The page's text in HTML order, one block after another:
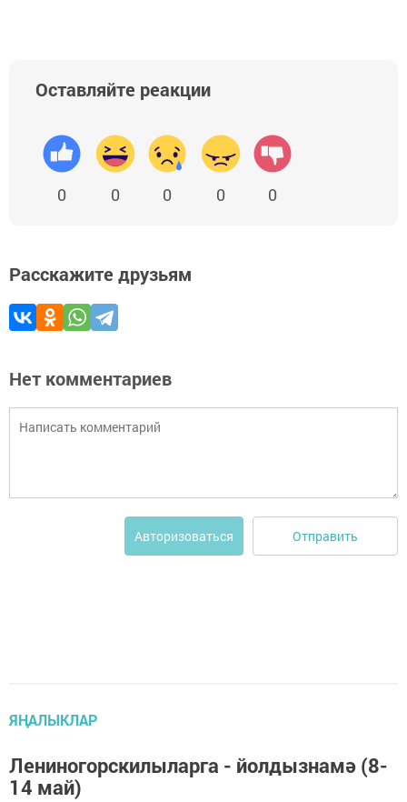
Оставляйте реакции
0 0 0 0 0
Расскажите друзьям
Нет комментариев
Авторизоваться Отправить
ЯҢАЛЫКЛАР
Лениногорскилыларга - йолдызнамә (8-
14 май)